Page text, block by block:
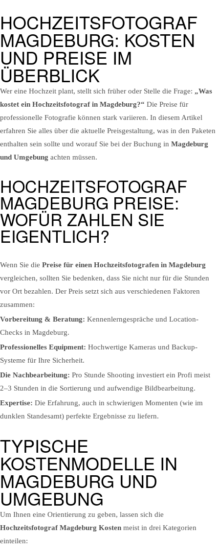
Home Business Fotografie Private Fotografie Über mich
Jetzt anfragen
Jetzt anfragen
HOCHZEITSFOTOGRAF
MAGDEBURG: KOSTEN
UND PREISE IM
ÜBERBLICK
Wer eine Hochzeit plant, stellt sich früher oder Stelle die Frage: „Was
kostet ein Hochzeitsfotograf in Magdeburg?“ Die Preise für
professionelle Fotografie können stark variieren. In diesem Artikel
erfahren Sie alles über die aktuelle Preisgestaltung, was in den Paketen
enthalten sein sollte und worauf Sie bei der Buchung in Magdeburg
und Umgebung achten müssen.
HOCHZEITSFOTOGRAF
MAGDEBURG PREISE:
WOFÜR ZAHLEN SIE
EIGENTLICH?
Wenn Sie die Preise für einen Hochzeitsfotografen in Magdeburg
vergleichen, sollten Sie bedenken, dass Sie nicht nur für die Stunden
vor Ort bezahlen. Der Preis setzt sich aus verschiedenen Faktoren
zusammen:
Vorbereitung & Beratung: Kennenlerngespräche und Location-
Checks in Magdeburg.
Professionelles Equipment: Hochwertige Kameras und Backup-
Systeme für Ihre Sicherheit.
Die Nachbearbeitung: Pro Stunde Shooting investiert ein Profi meist
2–3 Stunden in die Sortierung und aufwendige Bildbearbeitung.
Expertise: Die Erfahrung, auch in schwierigen Momenten (wie im
dunklen Standesamt) perfekte Ergebnisse zu liefern.
TYPISCHE
KOSTENMODELLE IN
MAGDEBURG UND
UMGEBUNG
Um Ihnen eine Orientierung zu geben, lassen sich die
Hochzeitsfotograf Magdeburg Kosten meist in drei Kategorien
einteilen: